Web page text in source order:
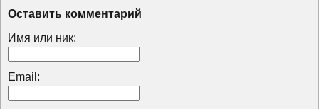
Оставить комментарий
Имя или ник:
Email: